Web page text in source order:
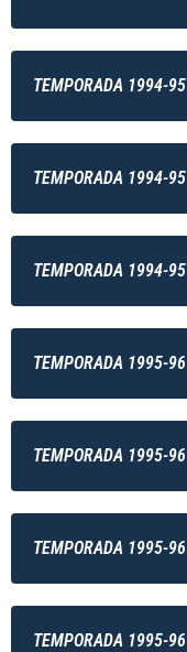
TEMPORADA 1994-95
TEMPORADA 1994-95
TEMPORADA 1994-95
TEMPORADA 1995-96
TEMPORADA 1995-96
TEMPORADA 1995-96
TEMPORADA 1995-96